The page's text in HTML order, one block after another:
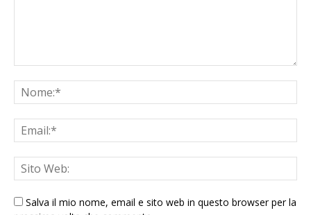
Salva il mio nome, email e sito web in questo browser per la